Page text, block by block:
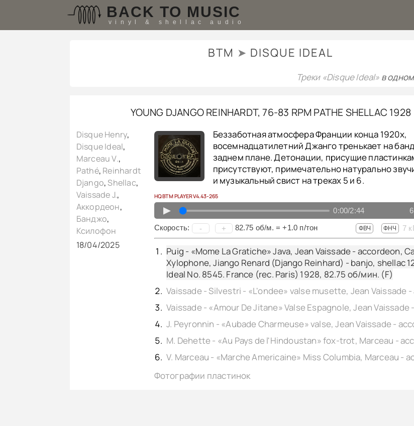
BACK TO MUSIC
vinyl & shellac audio
BTM ➤ DISQUE IDEAL
Треки «Disque Ideal» в
YOUNG DJANGO REINHARDT, 76-83 RPM PATHE SHELLAC 1928
Disque Henry,
Disque Ideal,
Marceau V.,
Pathé, Reinhardt
Django,Shellac,
Vaissade J.,
Аккордеон,
Банджо,
Ксилофон
18/04/2025
Беззаботная атмосфера Франции конца 1920х,
восемнадцатилетний Джанго тренькает на
заднем плане. Детонации, присущие
присутствуют, примечательно натурально
и музыкальный свист на треках 5 и 6.
HQ BTM PLAYER V4.43-265
▲ 0:00/2:44 6
Cкорость: - + 82.75 об/м. =+1.0 п/тон ФВЧ ФНЧ 7
Puig - «Mome La Gratiche» Java, Jean Vaissade - accordeon,
Xylophone, Jiango Renard (Django Reinhard) - banjo, shellac
Ideal No. 8545. France (rec. Paris) 1928, 82.75 об/мин. (F)
Фотографии пластинок